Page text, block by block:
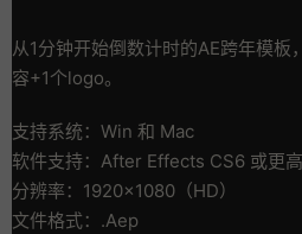
从1分钟开始倒数计时的AE跨年模板
容+1个logo。
支持系统：Win 和 Mac
软件支持：After Effects CS6 或更
分辨率：1920×1080（HD）
文件格式：.Aep